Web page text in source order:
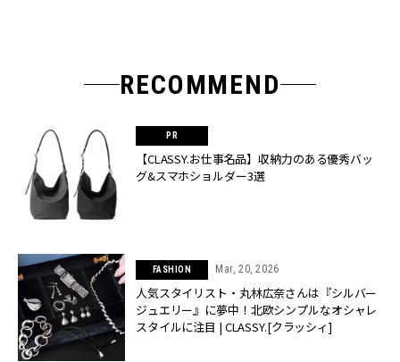
RECOMMEND
【CLASSY.お仕事名品】収納力のある優秀バッ
グ&スマホショルダー3選
FASHION Mar, 20, 2026
人気スタイリスト・丸林広奈さんは『シルバー
ジュエリー』に夢中！北欧シンプルなオシャレ
スタイルに注目 | CLASSY.[クラッシィ]